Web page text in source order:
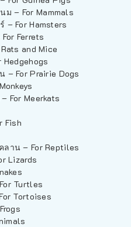
ม – For Mammals
– For Hamsters
Ferrets
and Mice
Hedgehogs
– For Prairie Dogs
For Meerkats
Fish
ลาน – For Reptiles
Lizards
Turtles
Tortoises